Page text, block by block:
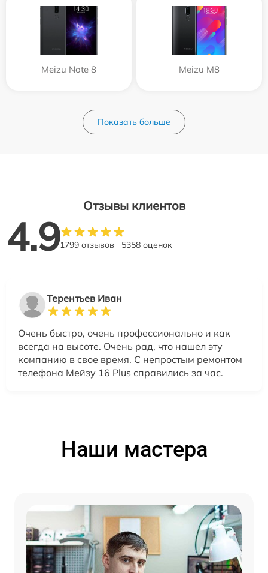
Meizu Note 8 Meizu M8
Показать больше
Отзывы клиентов
4.91799 отзывов 5358 оценок
Терентьев Иван
Очень быстро, очень профессионально и как
всегда на высоте. Очень рад, что нашел эту
компанию в свое время. С непростым ремонтом
телефона Мейзу 16 Plus справились за час.
Наши мастера